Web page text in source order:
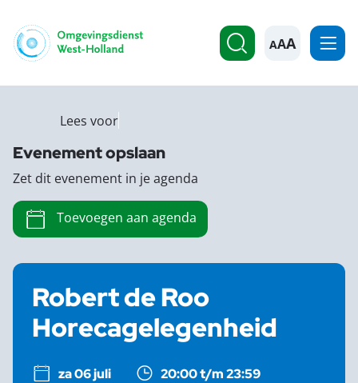
A
Robert de Roo
Horecagelegenheid
za 06 juli
20:00 t/m 23:59
Lees voor
Evenement opslaan
Zet dit evenement in je agenda
Toevoegen aan agenda